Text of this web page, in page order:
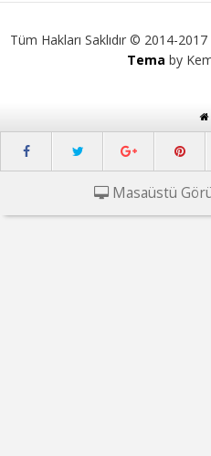
Tüm Hakları Saklıdır © 2014-2017
Tema by
Masaüstü